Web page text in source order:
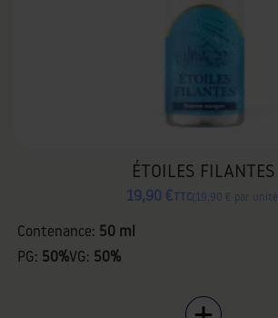
ÉTOILES FILANTES
19,90 € TTC 19,90 € par unité
Contenance: 50 ml
PG: 50%VG: 50%